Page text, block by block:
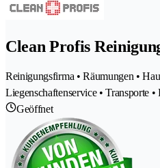
Clean Profis
Reinigungsfirma • Räumungen •
Liegenschaftenservice • Transporte •
Geöffnet